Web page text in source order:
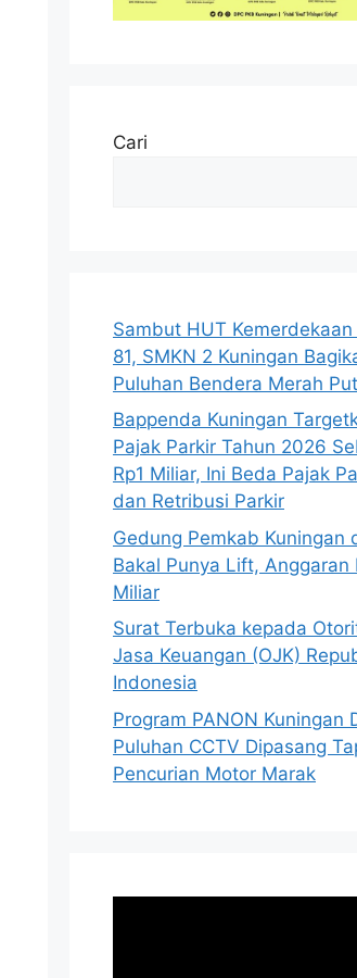
Cari
Sambut HUT Kemerdekaan
81, SMKN 2 Kuningan
Puluhan Bendera Merah
Bappenda Kuningan
Pajak Parkir Tahun 2026
Rp1 Miliar, Ini Beda Pajak
dan Retribusi Parkir
Gedung Pemkab Kuningan
Bakal Punya Lift, Anggaran
Miliar
Surat Terbuka kepada
Jasa Keuangan (OJK)
Indonesia
Program PANON Kuningan
Puluhan CCTV Dipasang
Pencurian Motor Marak